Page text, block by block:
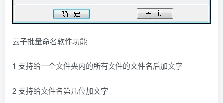
云子批量命名软件功能
1 支持给一个文件夹内的所有文件的文件名后加文字
2 支持给文件名第几位加文字